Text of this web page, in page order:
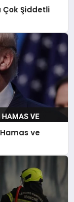
Çok Şiddetli
Hamas ve